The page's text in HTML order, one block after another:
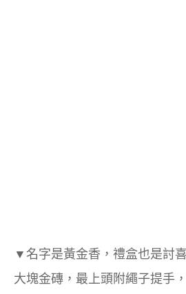
▼ 名字是黃金香，禮盒也是討
大塊金磚，最上頭附繩子提手